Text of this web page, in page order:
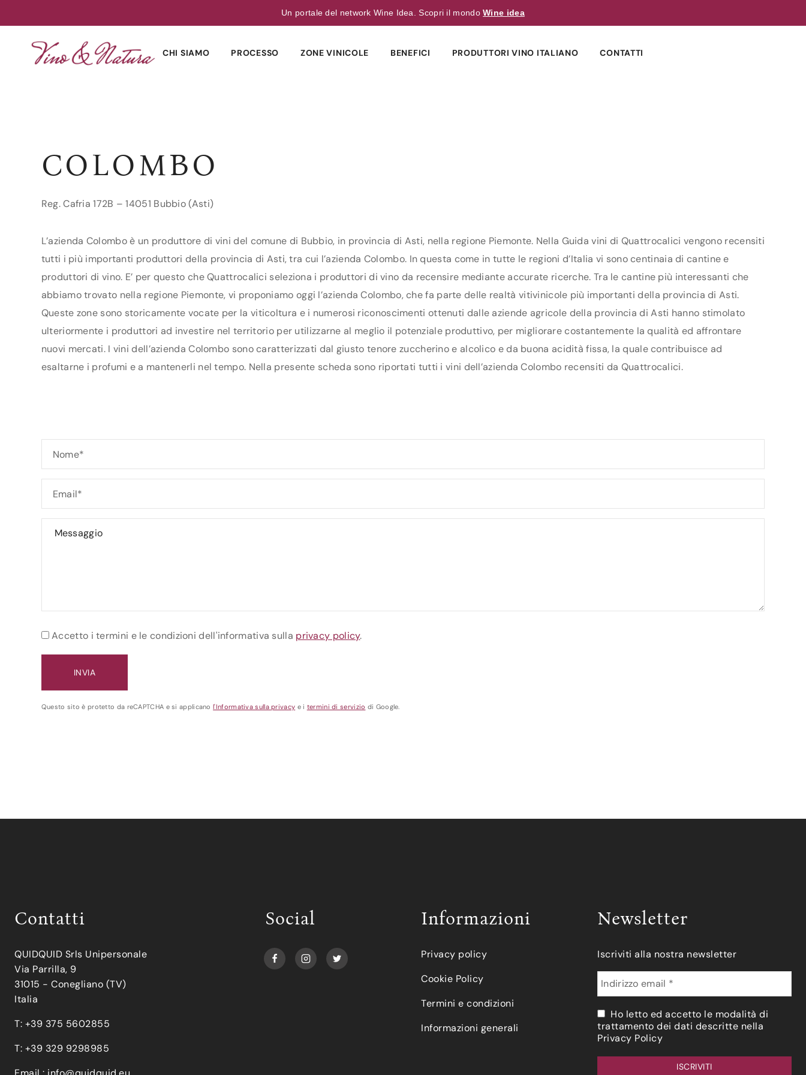
Un portale del network Wine Idea. Scopri il mondoWine idea
CHI SIAMO PROCESSO ZONE VINICOLE BENEFICI PRODUTTORI VINO ITALIANO CONTATTI
COLOMBO
Reg. Cafria 172B – 14051 Bubbio (Asti)
L’azienda Colombo è un produttore di vini del comune di Bubbio, in provincia di Asti, nella regione Piemonte. Nella Guida vini di Quattrocalici vengono recensiti
tutti i più importanti produttori della provincia di Asti, tra cui l’azienda Colombo. In questa come in tutte le regioni d’Italia vi sono centinaia di cantine e
produttori di vino. E’ per questo che Quattrocalici seleziona i produttori di vino da recensire mediante accurate ricerche. Tra le cantine più interessanti che
abbiamo trovato nella regione Piemonte, vi proponiamo oggi l’azienda Colombo, che fa parte delle realtà vitivinicole più importanti della provincia di Asti.
Queste zone sono storicamente vocate per la viticoltura e i numerosi riconoscimenti ottenuti dalle aziende agricole della provincia di Asti hanno stimolato
ulteriormente i produttori ad investire nel territorio per utilizzarne al meglio il potenziale produttivo, per migliorare costantemente la qualità ed affrontare
nuovi mercati. I vini dell’azienda Colombo sono caratterizzati dal giusto tenore zuccherino e alcolico e da buona acidità fissa, la quale contribuisce ad
esaltarne i profumi e a mantenerli nel tempo. Nella presente scheda sono riportati tutti i vini dell’azienda Colombo recensiti da Quattrocalici.
Accetto i termini e le condizioni dell'informativa sulla privacy policy.
Questo sito è protetto da reCAPTCHA e si applicanol'Informativa sulla privacy e i termini di servizio di Google.
Contatti
QUIDQUID Srls Unipersonale
Via Parrilla, 9
31015 - Conegliano (TV)
Italia
T: +39 375 5602855
T: +39 329 9298985
Social Informazioni
Privacy policy
Cookie Policy
Termini e condizioni
Informazioni generali
Newsletter
Iscriviti alla nostra newsletter
Ho letto ed accetto le modalità di
trattamento dei dati descritte nella
Privacy Policy